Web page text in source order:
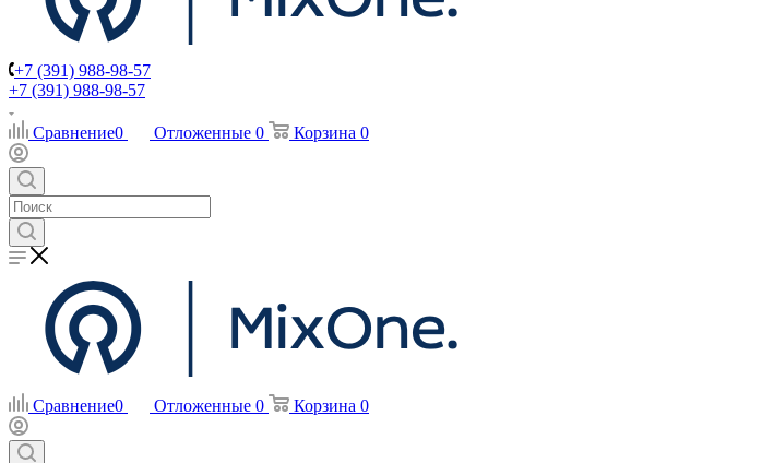
+7 (391) 988-98-57
+7 (391) 988-98-57
Сравнение0 Отложенные 0 Корзина 0
Сравнение0 Отложенные 0 Корзина 0